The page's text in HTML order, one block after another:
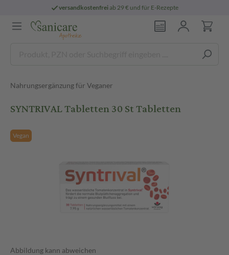
versandkostenfreiab 29 € und für E-Rezepte
Nahrungsergänzung für Veganer
SYNTRIVAL Tabletten 30 St Tabletten
Vegan
Abbildung kann abweichen